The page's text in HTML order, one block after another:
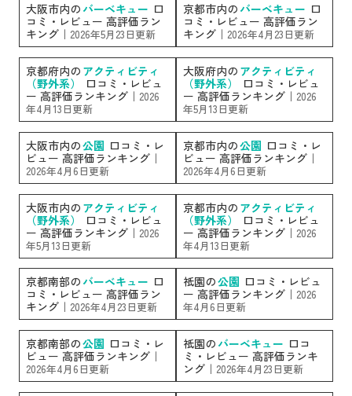
大阪市内の バーベキュー 口
コミ・レビュー 高評価ラン
キング｜ 2026年5月23日更新
京都市内の バーベキュー 口
コミ・レビュー 高評価ラン
キング｜ 2026年4月23日更新
京都府内の アクティビティ
（野外系）
口コミ・レビュ
ー 高評価ランキング｜ 2026
年4月13日更新
大阪府内の アクティビティ
（野外系）
口コミ・レビュ
ー 高評価ランキング｜ 2026
年5月13日更新
大阪市内の公園 口コミ・レ
ビュー 高評価ランキング｜
2026年4月6日更新
京都市内の公園 口コミ・レ
ビュー 高評価ランキング｜
2026年4月6日更新
大阪市内の アクティビティ
（野外系）
口コミ・レビュ
ー 高評価ランキング｜ 2026
年5月13日更新
京都市内の アクティビティ
（野外系）
口コミ・レビュ
ー 高評価ランキング｜ 2026
年4月13日更新
京都南部の バーベキュー 口
コミ・レビュー 高評価ラン
キング｜ 2026年4月23日更新
祇園の公園 口コミ・レビュ
ー 高評価ランキング｜ 2026
年4月6日更新
京都南部の公園 口コミ・レ
ビュー 高評価ランキング｜
2026年4月6日更新
祇園の バーベキュー 口コ
ミ・レビュー 高評価ランキ
ング｜ 2026年4月23日更新